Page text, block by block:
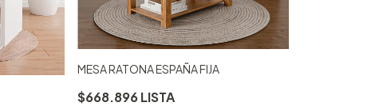
MESA RATONA ESPAÑA FIJA
$668.896